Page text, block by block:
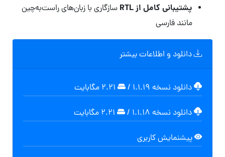
پشتیبانی کامل از RTL
سازگاری با زبان‌های راست‌به‌چین
مانند فارسی
دانلود و اطلاعات بیشتر
دانلود نسخه ۱.۱.۱۹ /
دانلود نسخه ۱.۱.۱۸ /
پیشنمایش کاربری